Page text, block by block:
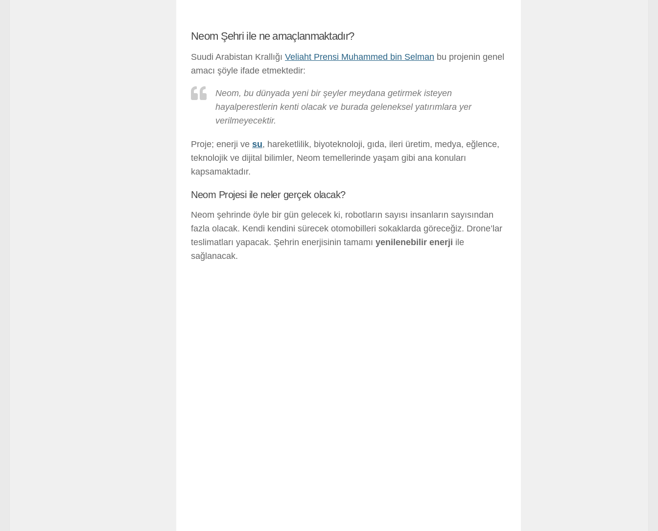
Neom Şehri ile ne amaçlanmaktadır?
Suudi Arabistan Krallığı Veliaht Prensi Muhammed bin Selman bu projenin genel
amacı şöyle ifade etmektedir:
Neom, bu dünyada yeni bir şeyler meydana getirmek isteyen
hayalperestlerin kenti olacak ve burada geleneksel yatırımlara yer
verilmeyecektir.
Proje; enerji ve su, hareketlilik, biyoteknoloji, gıda, ileri üretim, medya, eğlence,
teknolojik ve dijital bilimler, Neom temellerinde yaşam gibi ana konuları
kapsamaktadır.
Neom Projesi ile neler gerçek olacak?
Neom şehrinde öyle bir gün gelecek ki, robotların sayısı insanların sayısından
fazla olacak. Kendi kendini sürecek otomobilleri sokaklarda göreceğiz. Drone’lar
teslimatları yapacak. Şehrin enerjisinin tamamı yenilenebilir enerji ile
sağlanacak.